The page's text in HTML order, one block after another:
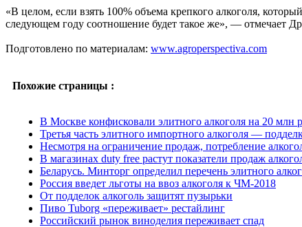
«В целом, если взять 100% объема крепкого алкоголя,
следующем году соотношение будет такое же», — отмечает
Подготовлено по материалам: www.agroperspectiva.com
Похожие страницы :
В Москве конфисковали элитного алкоголя на 20 млн
Третья часть элитного импортного алкоголя —
Несмотря на ограничение продаж, потребление
В магазинах duty free растут показатели продаж
Беларусь. Минторг определил перечень элитного
Россия введет льготы на ввоз алкоголя к ЧМ-2018
От подделок алкоголь защитят пузырьки
Пиво Tuborg «переживает» рестайлинг
Российский рынок виноделия переживает спад